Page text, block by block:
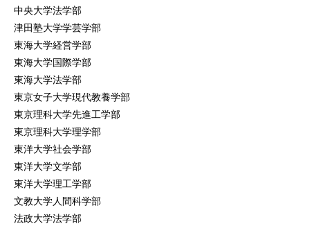
中央大学法学部
津田塾大学学芸学部
東海大学経営学部
東海大学国際学部
東海大学法学部
東京女子大学現代教養学部
東京理科大学先進工学部
東京理科大学理学部
東洋大学社会学部
東洋大学文学部
東洋大学理工学部
文教大学人間科学部
法政大学法学部